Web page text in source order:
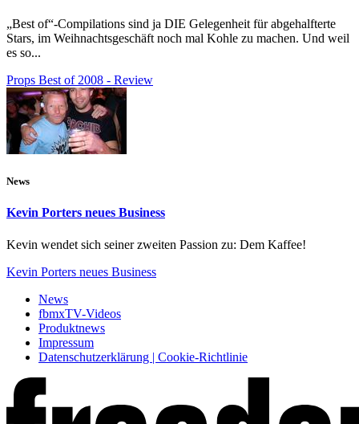
„Best of“-Compilations sind ja DIE Gelegenheit für abgehalfterte
Stars, im Weihnachtsgeschäft noch mal Kohle zu machen. Und weil
es so...
Props Best of 2008 - Review
News
Kevin Porters neues Business
Kevin wendet sich seiner zweiten Passion zu: Dem Kaffee!
Kevin Porters neues Business
News
fbmxTV-Videos
Produktnews
Impressum
Datenschutzerklärung | Cookie-Richtlinie